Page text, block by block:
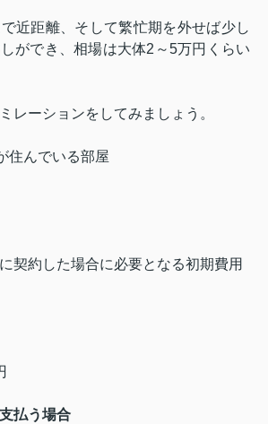
近距離、そして繁忙期を外せば少し
ができ、相場は大体2 ～5万円くらい
レーションをしてみましょう。
住んでいる部屋
契約した場合に必要となる初期費用
払う場合